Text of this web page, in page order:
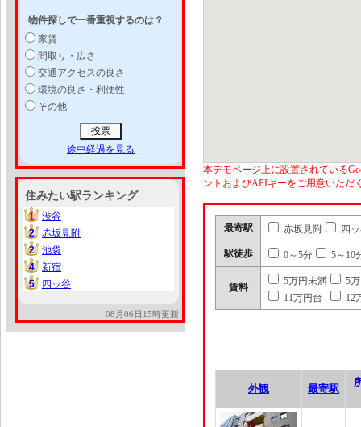
物件探しで一番重視するのは？
家賃
間取り・広さ
交通アクセスの良さ
環境の良さ・利便性
その他
途中経過を見る
住みたい駅ランキング
1
1
渋谷
2
2
赤坂見附
2
2
池袋
4
4
新宿
5
5 四ッ谷
08月06日15時更新
本デモページ上に設置されている
ントおよびAPIキーをご用意いただ
最寄駅 赤坂見附 四
駅徒歩 0～5分 5～10
賃料
5万円未満
5
11万円台
12
外観 最寄駅